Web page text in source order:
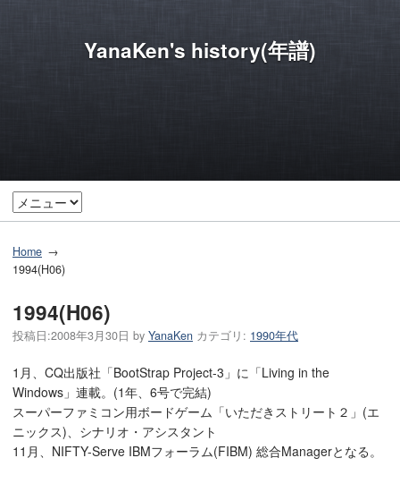
YanaKen's history(年譜)
Home
1994(H06)
1994(H06)
投稿日:2008年3月30日 by YanaKen カテゴリ: 1990年代
1月、CQ出版社「BootStrap Project-3」に「Living in the
Windows」連載。(1年、6号で完結)
スーパーファミコン用ボードゲーム「いただきストリート２」(エ
ニックス)、シナリオ・アシスタント
11月、NIFTY-Serve IBMフォーラム(FIBM) 総合Managerとなる。